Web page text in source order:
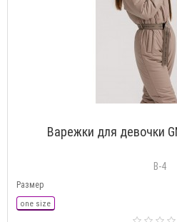
Варежки для девочки
В-4
Размер
one size